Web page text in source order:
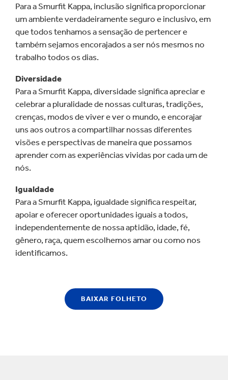
Para a Smurfit Kappa, inclusão significa proporcionar
um ambiente verdadeiramente seguro e inclusivo, em
que todos tenhamos a sensação de pertencer e
também sejamos encorajados a ser nós mesmos no
trabalho todos os dias.
Diversidade
Para a Smurfit Kappa, diversidade significa apreciar e
celebrar a pluralidade de nossas culturas, tradições,
crenças, modos de viver e ver o mundo, e encorajar
uns aos outros a compartilhar nossas diferentes
visões e perspectivas de maneira que possamos
aprender com as experiências vividas por cada um de
nós.
Igualdade
Para a Smurfit Kappa, igualdade significa respeitar,
apoiar e oferecer oportunidades iguais a todos,
independentemente de nossa aptidão, idade, fé,
gênero, raça, quem escolhemos amar ou como nos
identificamos.
BAIXAR FOLHETO